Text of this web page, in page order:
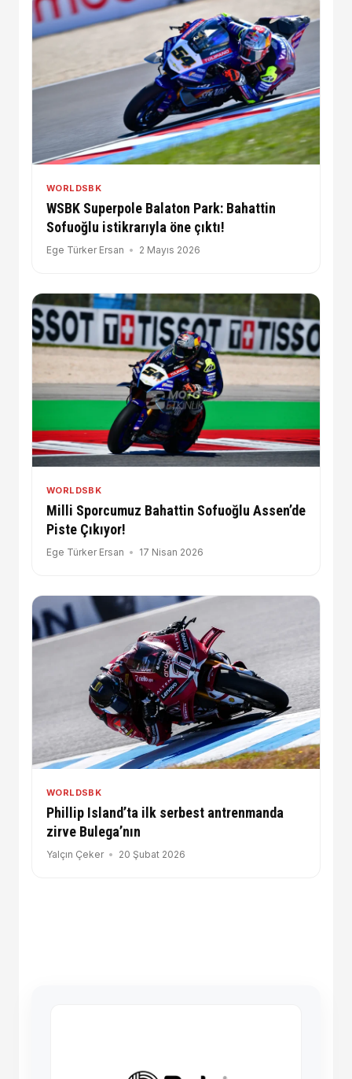
WORLDSBK
WSBK Superpole Balaton Park: Bahattin
Sofuoğlu istikrarıyla öne çıktı!
Ege Türker Ersan 2 Mayıs 2026
WORLDSBK
Milli Sporcumuz Bahattin Sofuoğlu Assen’de
Piste Çıkıyor!
Ege Türker Ersan 17 Nisan 2026
WORLDSBK
Phillip Island’ta ilk serbest antrenmanda
zirve Bulega’nın
Yalçın Çeker 20 Şubat 2026